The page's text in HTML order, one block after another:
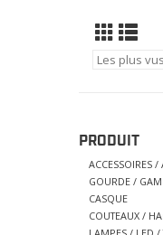
PRODUIT
ACCESSOIRES /
GOURDE /
CASQUE
COUTEAUX /